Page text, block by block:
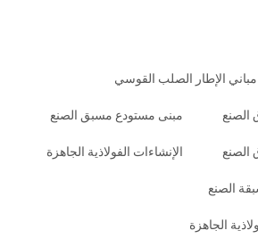
مباني الإطار الصلب القوسي
الصنع مبنى مستودع مسبق الصنع
الصنع الإنشاءات الفولاذية الجاهزة
الصنع
الجاهزة